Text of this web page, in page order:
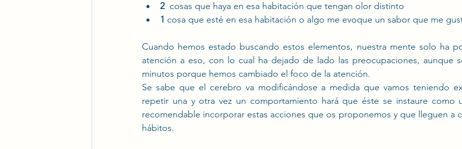
2 cosas que haya en esa habitación que tengan olor distinto
1 cosa que esté en esa habitación o algo me evoque un sabor que me
Cuando hemos estado buscando estos elementos, nuestra mente solo ha
atención a eso, con lo cual ha dejado de lado las preocupaciones, aunque
minutos porque hemos cambiado el foco de la atención.
Se sabe que el cerebro va modificándose a medida que vamos teniendo
repetir una y otra vez un comportamiento hará que éste se instaure como
recomendable incorporar estas acciones que os proponemos y que lleguen a
hábitos.